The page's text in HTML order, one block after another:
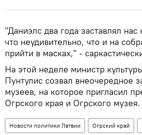
"Даниэлс два года заставлял нас
что неудивительно, что и на
прийти в масках," -
На этой неделе министр
Пунтулис созвал внеочередное
музеев, на которое пригласил
Огрского края и Огрского музея.
Новости политики Латвии Огрский край